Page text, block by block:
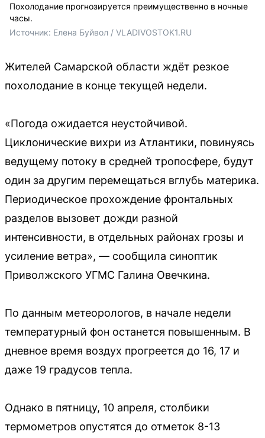
Похолодание прогнозируется преимущественно в ночные
часы.
Источник: Елена Буйвол / VLADIVOSTOK1.RU
Жителей Самарской области ждёт резкое
похолодание в конце текущей недели.
«Погода ожидается неустойчивой.
Циклонические вихри из Атлантики, повинуясь
ведущему потоку в средней тропосфере, будут
один за другим перемещаться вглубь материка.
Периодическое прохождение фронтальных
разделов вызовет дожди разной
интенсивности, в отдельных районах грозы и
усиление ветра», — сообщила синоптик
Приволжского УГМС Галина Овечкина.
По данным метеорологов, в начале недели
температурный фон останется повышенным. В
дневное время воздух прогреется до 16, 17 и
даже 19 градусов тепла.
Однако в пятницу, 10 апреля, столбики
термометров опустятся до отметок 8-13